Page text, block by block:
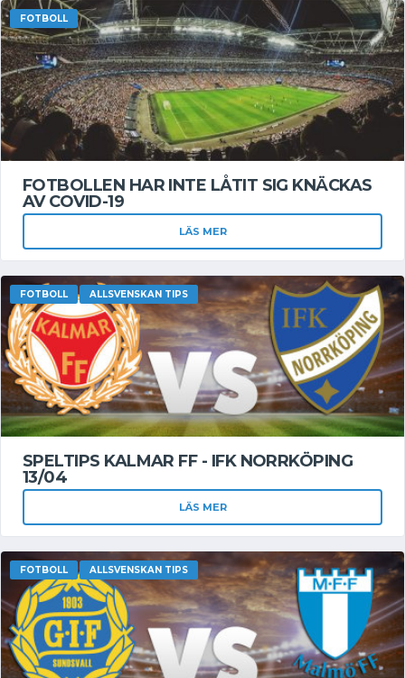
FOTBOLL
FOTBOLLEN HAR INTE LÅTIT SIG KNÄCKAS
AV COVID-19
LÄS MER
FOTBOLL ALLSVENSKAN TIPS
SPELTIPS KALMAR FF - IFK NORRKÖPING
13/04
LÄS MER
FOTBOLL ALLSVENSKAN TIPS